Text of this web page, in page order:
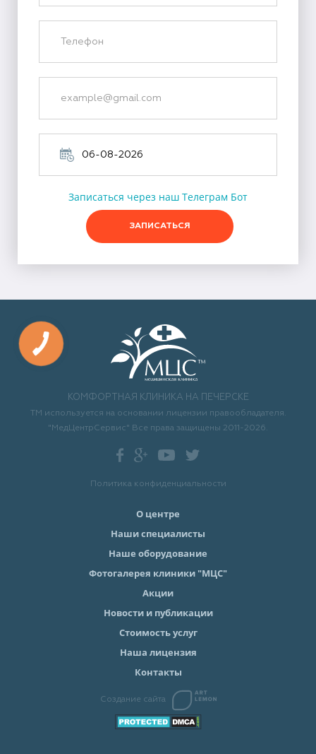
Записаться через наш Телеграм Бот
ЗАПИСАТЬСЯ
КОМФОРТНАЯ КЛИНИКА НА ПЕЧЕРСКЕ
ТМ используется на основании лицензии правообладателя.
"МедЦентрСервис" Все права защищены 2011-2026.
Политика конфиденциальности
О центре
Наши специалисты
Наше оборудование
Фотогалерея клиники "МЦС"
Акции
Новости и публикации
Стоимость услуг
Наша лицензия
Контакты
Создание сайта